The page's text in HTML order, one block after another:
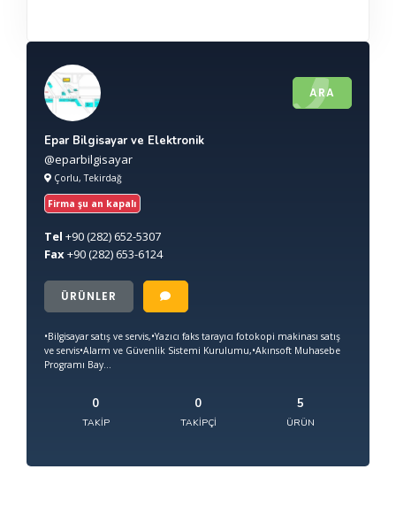
ARA
Epar Bilgisayar ve Elektronik
@eparbilgisayar
Çorlu, Tekirdağ
Firma şu an kapalı
Tel +90(282) 652-5307
Fax+90(282) 653-6124
ÜRÜNLER
•Bilgisayar satış ve servis,•Yazıcı faks tarayıcı fotokopi makinası satış
ve servis•Alarm ve Güvenlik Sistemi Kurulumu,•Akınsoft Muhasebe
Programı Bay...
0
TAKIP
0
TAKIPÇI
5
ÜRÜN